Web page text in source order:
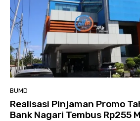
BUMD
Realisasi Pinjaman Promo
Bank Nagari Tembus Rp255